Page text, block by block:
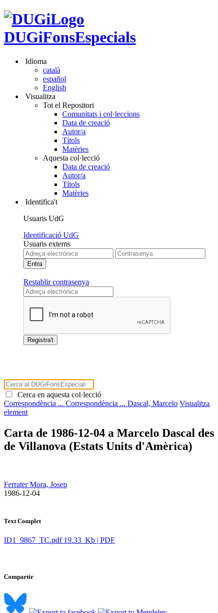
DUGiFonsEspecials
Idioma
català
español
English
Visualitza
Tot el Repositori
Comunitats i col·leccions
Data de creació
Autor/a
Títols
Matèries
Aquesta col·lecció
Data de creació
Autor/a
Títols
Matèries
Identifica't
Usuaris UdG
Identificació UdG
Usuaris externs
Restablir contrasenya
Cerca en aquesta col·lecció
Correspondència ... Correspondència ... Dascal, Marcelo Visualitza
element
Carta de 1986-12-04 a Marcelo Dascal des
de Villanova (Estats Units d'Amèrica)
Ferrater Mora, Josep
​ 1986-12-04
Text Complet
ID1_9867_TC.pdf 19.33 Kb | PDF
Compartir